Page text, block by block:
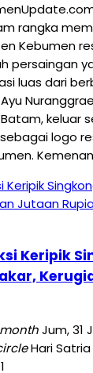
rangka
Kebumen
persaingan
luas dari
keluar
logo
Keripik
Jum, 31
Hari Satria